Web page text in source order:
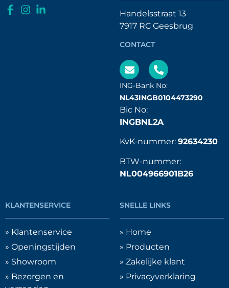
Handelsstraat 13
7917 RC Geesbrug
CONTACT
ING-Bank No:
NL43INGB0104473290
Bic No:
INGBNL2A
KvK-nummer: 92634230
BTW-nummer:
NL004966901B26
KLANTENSERVICE
» Klantenservice
» Openingstijden
» Showroom
» Bezorgen en
SNELLE LINKS
» Home
» Producten
» Zakelijke klant
» Privacyverklaring